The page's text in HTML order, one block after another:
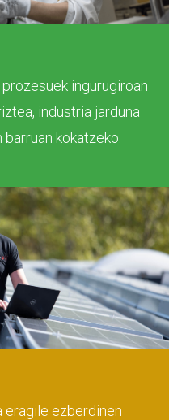
ingurugiroan
industria jarduna
kokatzeko.
eragile ezberdinen